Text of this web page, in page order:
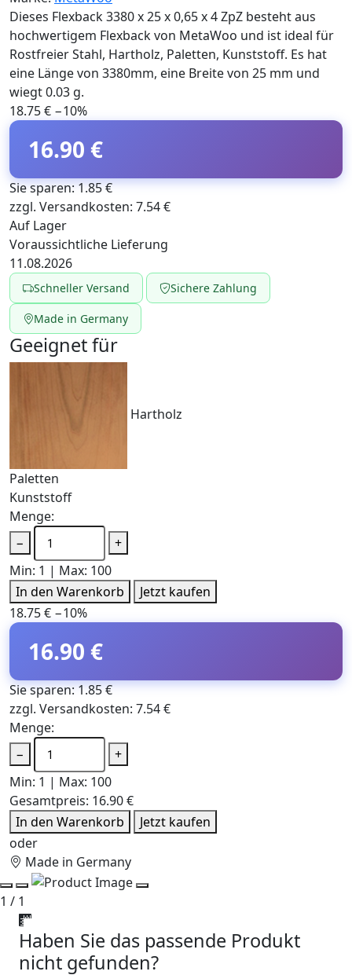
Dieses Flexback 3380 x 25 x 0,65 x 4 ZpZ besteht aus
hochwertigem Flexback von MetaWoo und ist ideal für
Rostfreier Stahl, Hartholz, Paletten, Kunststoff. Es hat
eine Länge von 3380mm, eine Breite von 25 mm und
wiegt 0.03 g.
18.75 € −10%
16.90 €
Sie sparen: 1.85 €
zzgl. Versandkosten: 7.54 €
Auf Lager
Voraussichtliche Lieferung
11.08.2026
Schneller Versand Sichere Zahlung
Made in Germany
Geeignet für
Hartholz
Paletten
Kunststoff
Menge:
−
+
Min: 1 | Max: 100
In den Warenkorb
Jetzt kaufen
18.75 € −10%
16.90 €
Sie sparen: 1.85 €
zzgl. Versandkosten: 7.54 €
Menge:
−
+
Min: 1 | Max: 100
Gesamtpreis: 16.90 €
In den Warenkorb
Jetzt kaufen
oder
Made in Germany
1 / 1
Haben Sie das passende Produkt
nicht gefunden?